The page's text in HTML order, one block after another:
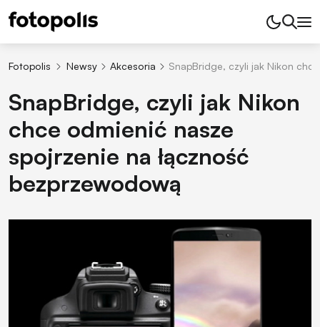
Fotopolis Newsy Akcesoria SnapBridge, czyli jak Nikon
SnapBridge, czyli jak Nikon
chce odmienić nasze
spojrzenie na łączność
bezprzewodową